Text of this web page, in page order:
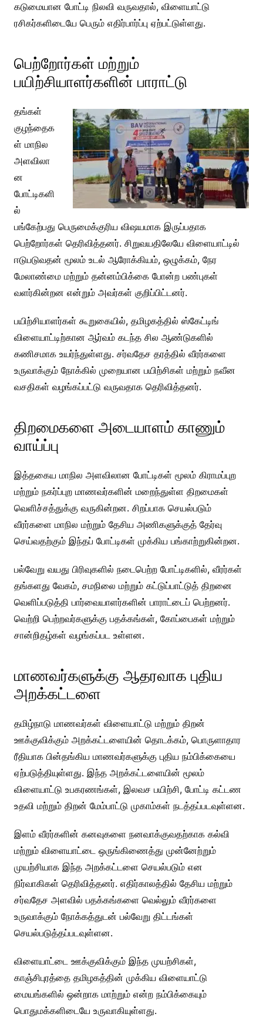
கடுமையான போட்டி நிலவி வருவதால், விளையாட்டு
ரசிகர்களிடையே பெரும் எதிர்பார்ப்பு ஏற்பட்டுள்ளது.
பெற்றோர்கள் மற்றும்
பயிற்சியாளர்களின் பாராட்டு
தங்கள்
குழந்தைக
ள் மாநில
அளவிலா
ன
போட்டிகளி
ல்
பங்கேற்பது பெருமைக்குரிய விஷயமாக இருப்பதாக
பெற்றோர்கள் தெரிவித்தனர். சிறுவயதிலேயே விளையாட்டில்
ஈடுபடுவதன் மூலம் உடல் ஆரோக்கியம், ஒழுக்கம், நேர
மேலாண்மை மற்றும் தன்னம்பிக்கை போன்ற பண்புகள்
வளர்கின்றன என்றும் அவர்கள் குறிப்பிட்டனர்.
பயிற்சியாளர்கள் கூறுகையில், தமிழகத்தில் ஸ்கேட்டிங்
விளையாட்டிற்கான ஆர்வம் கடந்த சில ஆண்டுகளில்
கணிசமாக உயர்ந்துள்ளது. சர்வதேச தரத்தில் வீரர்களை
உருவாக்கும் நோக்கில் முறையான பயிற்சிகள் மற்றும் நவீன
வசதிகள் வழங்கப்பட்டு வருவதாக தெரிவித்தனர்.
திறமைகளை அடையாளம் காணும்
வாய்ப்பு
இத்தகைய மாநில அளவிலான போட்டிகள் மூலம் கிராமப்புற
மற்றும் நகர்ப்புற மாணவர்களின் மறைந்துள்ள திறமைகள்
வெளிச்சத்துக்கு வருகின்றன. சிறப்பாக செயல்படும்
வீரர்களை மாநில மற்றும் தேசிய அணிகளுக்குத் தேர்வு
செய்வதற்கும் இந்தப் போட்டிகள் முக்கிய பங்காற்றுகின்றன.
பல்வேறு வயது பிரிவுகளில் நடைபெற்ற போட்டிகளில், வீரர்கள்
தங்களது வேகம், சமநிலை மற்றும் கட்டுப்பாட்டுத் திறனை
வெளிப்படுத்தி பார்வையாளர்களின் பாராட்டைப் பெற்றனர்.
வெற்றி பெற்றவர்களுக்கு பதக்கங்கள், கோப்பைகள் மற்றும்
சான்றிதழ்கள் வழங்கப்பட உள்ளன.
மாணவர்களுக்கு ஆதரவாக புதிய
அறக்கட்டளை
தமிழ்நாடு மாணவர்கள் விளையாட்டு மற்றும் திறன்
ஊக்குவிக்கும் அறக்கட்டளையின் தொடக்கம், பொருளாதார
ரீதியாக பின்தங்கிய மாணவர்களுக்கு புதிய நம்பிக்கையை
ஏற்படுத்தியுள்ளது. இந்த அறக்கட்டளையின் மூலம்
விளையாட்டு உபகரணங்கள், இலவச பயிற்சி, போட்டி கட்டண
உதவி மற்றும் திறன் மேம்பாட்டு முகாம்கள் நடத்தப்படவுள்ளன.
இளம் வீரர்களின் கனவுகளை நனவாக்குவதற்காக கல்வி
மற்றும் விளையாட்டை ஒருங்கிணைத்து முன்னேற்றும்
முயற்சியாக இந்த அறக்கட்டளை செயல்படும் என
நிர்வாகிகள் தெரிவித்தனர். எதிர்காலத்தில் தேசிய மற்றும்
சர்வதேச அளவில் பதக்கங்களை வெல்லும் வீரர்களை
உருவாக்கும் நோக்கத்துடன் பல்வேறு திட்டங்கள்
செயல்படுத்தப்படவுள்ளன.
விளையாட்டை ஊக்குவிக்கும் இந்த முயற்சிகள்,
காஞ்சிபுரத்தை தமிழகத்தின் முக்கிய விளையாட்டு
மையங்களில் ஒன்றாக மாற்றும் என்ற நம்பிக்கையும்
பொதுமக்களிடையே உருவாகியுள்ளது.